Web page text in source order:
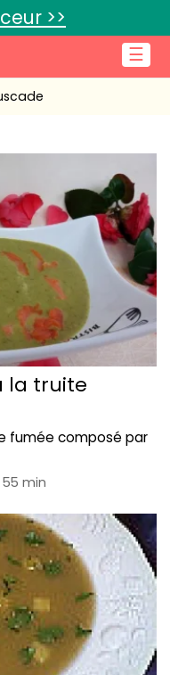
☰
>>
la truite
fumée composé par
min